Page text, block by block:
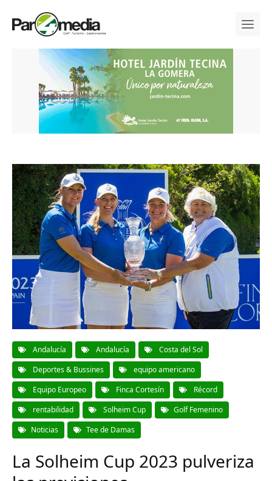
Andalucía Andalucía
Costa del Sol
Deportes & Bussines
equipo americano
Equipo Europeo
Finca Cortesín
Récord
rentabilidad
Solheim Cup
Golf Femenino
Noticias
Tee de Damas
La Solheim Cup 2023 pulveriza